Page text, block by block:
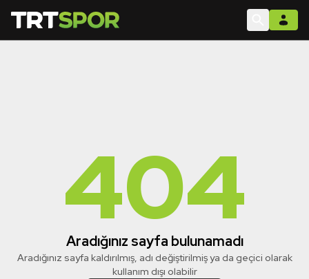
404
Aradığınız sayfa bulunamadı
Aradığınız sayfa kaldırılmış, adı değiştirilmiş ya da geçici olarak
kullanım dışı olabilir